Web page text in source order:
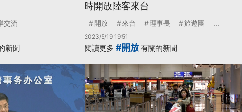
交流
時開放陸客來台
開放 來台 理事長 旅遊團 ...
2023/5/19 19:51
新聞 閱讀更多 #開放 有關的新聞